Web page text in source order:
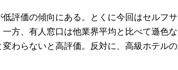
評価の傾向にある。とくに今回はセルフ
方、有人窓口は他業界平均と比べて遜色
わらないと高評価。反対に、高級ホテル